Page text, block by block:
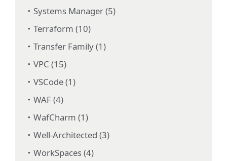
Systems Manager (5)
Terraform (10)
Transfer Family (1)
VPC (15)
VSCode (1)
WAF (4)
WafCharm (1)
Well-Architected (3)
WorkSpaces (4)